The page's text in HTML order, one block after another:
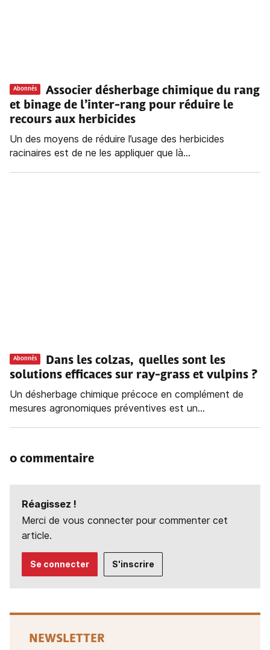
Abonnés
Associer désherbage chimique du rang
et binage de l’inter-rang pour réduire le
recours aux herbicides
Un des moyens de réduire l’usage des herbicides
racinaires est de ne les appliquer que là...
Abonnés
Dans les colzas, quelles sont les
solutions efficaces sur ray-grass et vulpins ?
Un désherbage chimique précoce en complément de
mesures agronomiques préventives est un...
0 commentaire
Réagissez !
Merci de vous connecter pour commenter cet
article.
Se connecter S'inscrire
NEWSLETTER